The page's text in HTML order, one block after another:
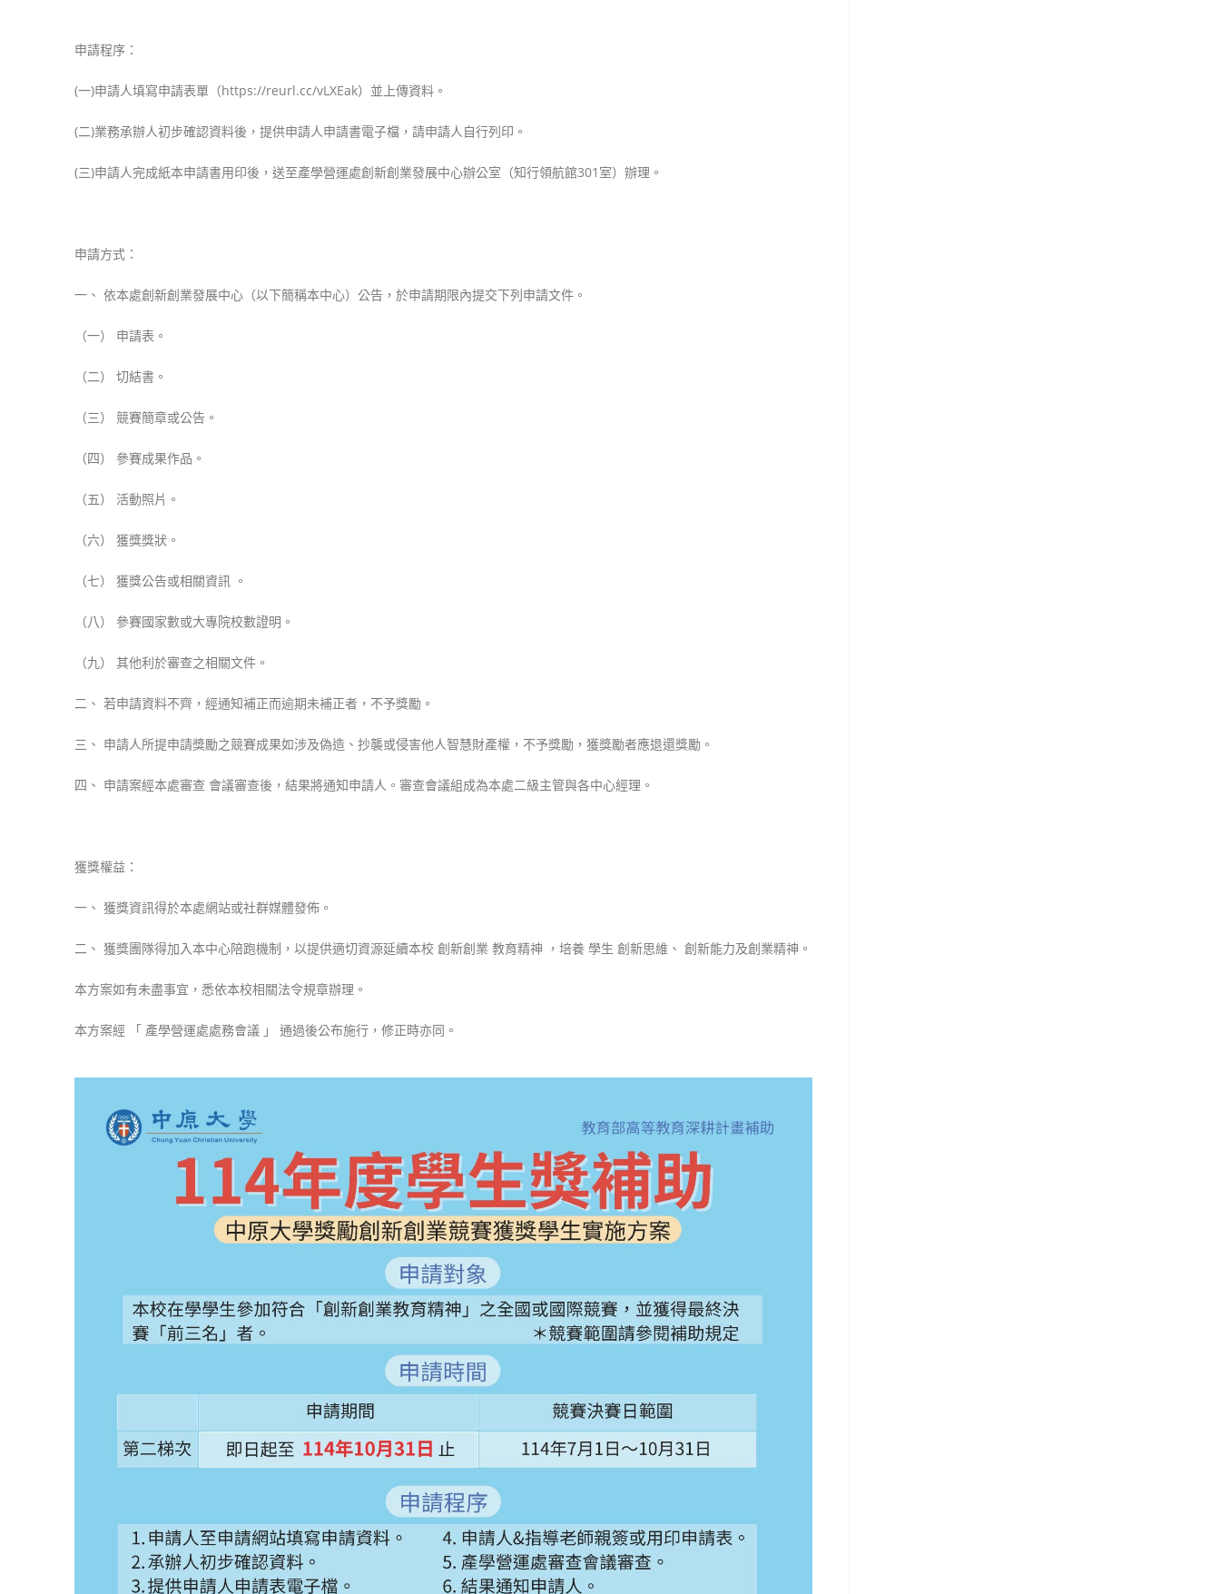
申請程序：
(一)申請人填寫申請表單（https://reurl.cc/vLXEak）並上傳資料。
(二)業務承辦人初步確認資料後，提供申請人申請書電子檔，請申請人自行列印。
(三)申請人完成紙本申請書用印後，送至產學營運處創新創業發展中心辦公室（知行領航館301室）辦理。
申請方式：
一、 依本處創新創業發展中心（以下簡稱本中心）公告，於申請期限內提交下列申請文件。
（一） 申請表。
（二） 切結書。
（三） 競賽簡章或公告。
（四） 參賽成果作品。
（五） 活動照片。
（六） 獲獎獎狀。
（七） 獲獎公告或相關資訊 。
（八） 參賽國家數或大專院校數證明。
（九） 其他利於審查之相關文件。
二、 若申請資料不齊，經通知補正而逾期未補正者，不予獎勵。
三、 申請人所提申請獎勵之競賽成果如涉及偽造、抄襲或侵害他人智慧財產權，不予獎勵，獲獎勵者應退還獎勵。
四、 申請案經本處審查 會議審查後，結果將通知申請人。審查會議組成為本處二級主管與各中心經理。
獲獎權益：
一、 獲獎資訊得於本處網站或社群媒體發佈。
二、 獲獎團隊得加入本中心陪跑機制，以提供適切資源延續本校 創新創業 教育精神 ，培養 學生 創新思維、 創新能力及創業精神。
本方案如有未盡事宜，悉依本校相關法令規章辦理。
本方案經 「 產學營運處處務會議 」 通過後公布施行，修正時亦同。